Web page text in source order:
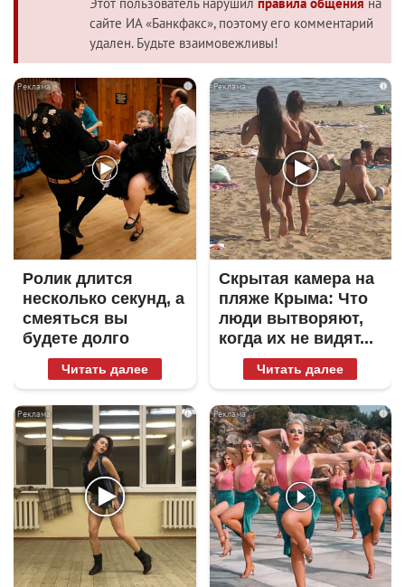
сайте ИА «Банкфакс», поэтому его комментарий
удален. Будьте взаимовежливы!
i
Ролик длится
несколько секунд, а
смеяться вы
будете долго
Читать далее
i
Скрытая камера на
пляже Крыма: Что
люди вытворяют,
когда их не видят...
Читать далее
i i